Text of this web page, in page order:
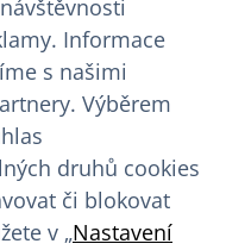
Informace
s našimi
Výběrem
druhů cookies
či blokovat
v „Nastavení